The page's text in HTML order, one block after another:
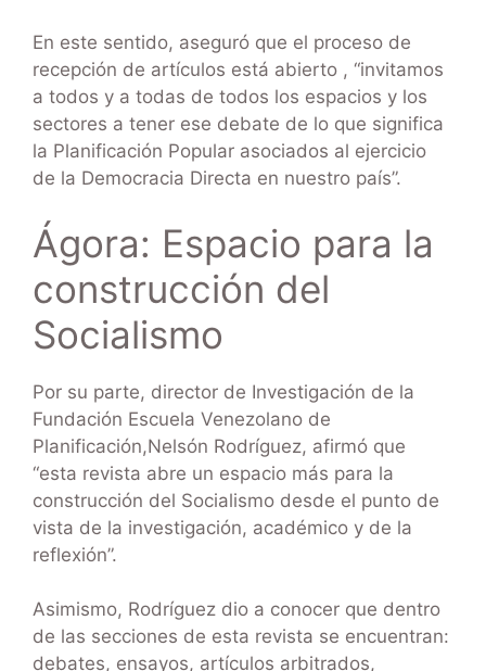
En este sentido, aseguró que el proceso de
recepción de artículos está abierto , “invitamos
a todos y a todas de todos los espacios y los
sectores a tener ese debate de lo que significa
la Planificación Popular asociados al ejercicio
de la Democracia Directa en nuestro país”.
Ágora: Espacio para la
construcción del
Socialismo
Por su parte, director de Investigación de la
Fundación Escuela Venezolano de
Planificación,Nelsón Rodríguez, afirmó que
“esta revista abre un espacio más para la
construcción del Socialismo desde el punto de
vista de la investigación, académico y de la
reflexión”.
Asimismo, Rodríguez dio a conocer que dentro
de las secciones de esta revista se encuentran:
debates, ensayos, artículos arbitrados,